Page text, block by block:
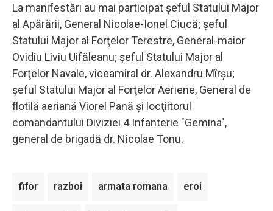
La manifestări au mai participat şeful Statului Major
al Apărării, General Nicolae-Ionel Ciucă; şeful
Statului Major al Forţelor Terestre, General-maior
Ovidiu Liviu Uifăleanu; şeful Statului Major al
Forţelor Navale, viceamiral dr. Alexandru Mîrşu;
şeful Statului Major al Forţelor Aeriene, General de
flotilă aeriană Viorel Pană şi locţiitorul
comandantului Diviziei 4 Infanterie "Gemina",
general de brigadă dr. Nicolae Tonu.
fifor razboi armata romana eroi